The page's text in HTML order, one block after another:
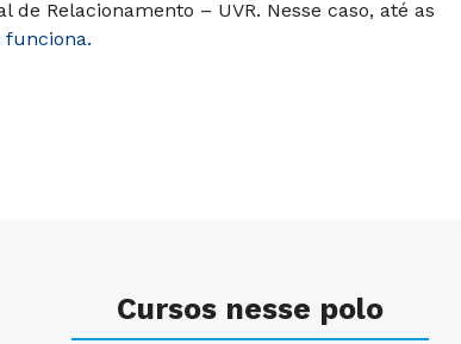
Relacionamento – UVR. Nesse caso, até as
funciona.
Cursos nesse polo